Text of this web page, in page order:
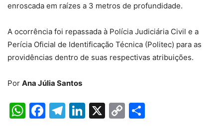
enroscada em raízes a 3 metros de profundidade.
A ocorrência foi repassada à Polícia Judiciária Civil e a
Perícia Oficial de Identificação Técnica (Politec) para as
providências dentro de suas respectivas atribuições.
Por Ana Júlia Santos
WhatsApp
Facebook
Telegram
LinkedIn
X
Copy